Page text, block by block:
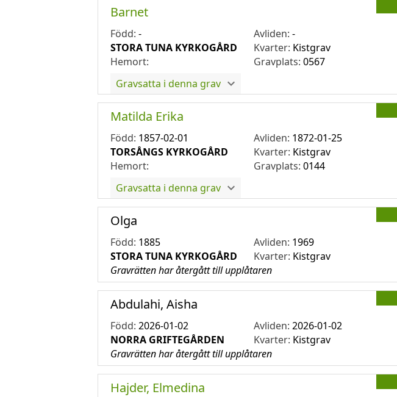
Barnet
Född: - Avliden:-
STORA TUNA KYRKOGÅRD
Kvarter: Kistgrav
Hemort:
Gravplats:0567
Gravsatta i denna grav
Matilda Erika
Född: 1857-02-01 Avliden: 1872-01-25
TORSÅNGS KYRKOGÅRD
Kvarter: Kistgrav
Hemort:
Gravplats:0144
Gravsatta i denna grav
Olga
Född: 1885 Avliden: 1969
STORA TUNA KYRKOGÅRD
Kvarter: Kistgrav
Gravrätten har återgått till upplåtaren
Abdulahi, Aisha
Född: 2026-01-02 Avliden:2026-01-02
NORRA GRIFTEGÅRDEN
Kvarter: Kistgrav
Gravrätten har återgått till upplåtaren
Hajder, Elmedina